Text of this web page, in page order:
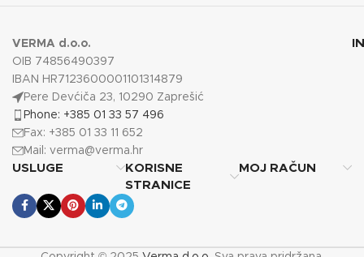
VERMA d.o.o.
OIB 74856490397
IBAN HR7123600001101314879
Pere Devćiča 23, 10290 Zaprešić
Phone: +385 01 33 57 496
Fax: +385 01 33 11 652
Mail: verma@verma.hr
USLUGE
KORISNE
STRANICE
MOJ RAČUN